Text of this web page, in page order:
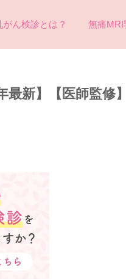
ん検診とは？ 無痛MRI
新】【医師監修】